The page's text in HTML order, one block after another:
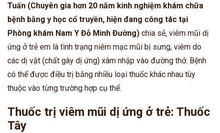
Tuấn (Chuyên gia hơn 20 năm kinh nghiệm khám chữa
bệnh bằng y học cổ truyền, hiện đang công tác tại
Phòng khám Nam Y Đỗ Minh Đường) chia sẻ, viêm mũi dị
ứng ở trẻ em là tình trạng niêm mạc mũi bị sưng, viêm do
các dị vật (chất gây dị ứng) xâm nhập vào đường thở. Bệnh
có thể được điều trị bằng nhiều loại thuốc khác nhau tùy
thuộc vào từng trường hợp cụ thể.
Thuốc trị viêm mũi dị ứng ở trẻ: Thuốc
Tây